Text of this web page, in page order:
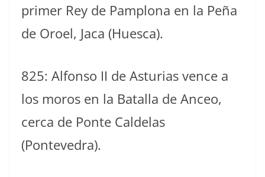
primer Rey de Pamplona en la Peña
de Oroel, Jaca (Huesca).
825: Alfonso II de Asturias vence a
los moros en la Batalla de Anceo,
cerca de Ponte Caldelas
(Pontevedra).